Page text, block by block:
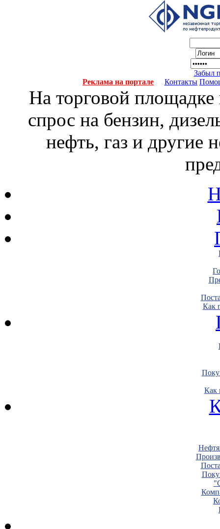
Забыл
Реклама на портале
Контакты
На торговой
спрос на бензин,
нефть, газ и другие
Как
Как